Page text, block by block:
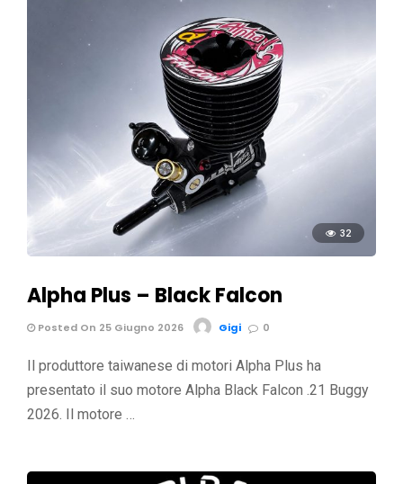
32
Alpha Plus – Black Falcon
Posted On 25 Giugno 2026 Gigi 0
Il produttore taiwanese di motori Alpha Plus ha
presentato il suo motore Alpha Black Falcon .21 Buggy
2026. Il motore …